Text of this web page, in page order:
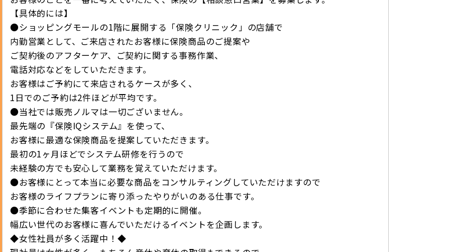
【具体的には】
●ショッピングモールの1階に展開する「保険クリニック」の店舗で
内勤営業として、ご来店されたお客様に保険商品のご提案や
ご契約後のアフターケア、ご契約に関する事務作業、
電話対応などをしていただきます。
お客様はご予約にて来店されるケースが多く、
1日でのご予約は2件ほどが平均です。
●当社では販売ノルマは一切ございません。
最先端の『保険IQシステム』を使って、
お客様に最適な保険商品を提案していただきます。
最初の1ヶ月ほどでシステム研修を行うので
未経験の方でも安心して業務を覚えていただけます。
●お客様にとって本当に必要な商品をコンサルティングしていただけますので
お客様のライフプランに寄り添ったやりがいのある仕事です。
●季節に合わせた集客イベントも定期的に開催。
幅広い世代のお客様に喜んでいただけるイベントを企画します。
◆女性社員が多く活躍中！◆